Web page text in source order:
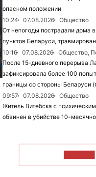
опасном положении
10:24
07.08.2026
Общество
От непогоды пострадали дома
пунктов Беларуси,
10:16
07.08.2026
Общество,
После 15-дневного перерыва
зафиксировала более 100
границы со стороны Беларуси
09:57
07.08.2026
Общество
Житель Витебска с
обвинен в убийстве 10-